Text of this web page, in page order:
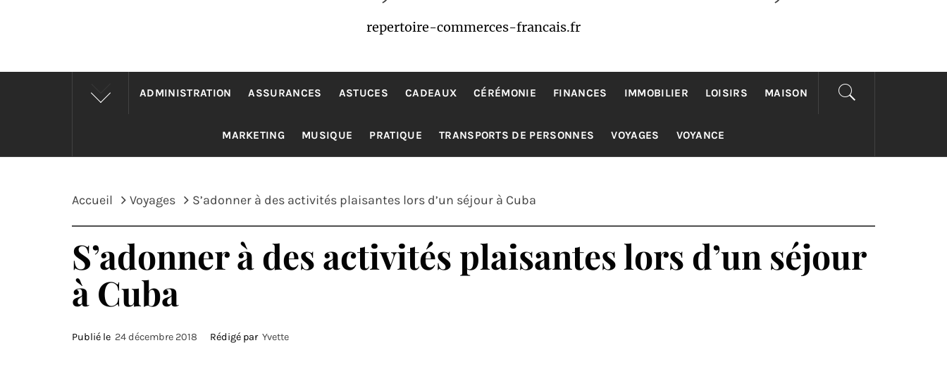
repertoire-commerces-francais.fr
ADMINISTRATION ASSURANCES ASTUCES CADEAUX CÉRÉMONIE FINANCES IMMOBILIER LOISIRS MAISON
MARKETING MUSIQUE PRATIQUE TRANSPORTS DE PERSONNES VOYAGES VOYANCE
Accueil Voyages S’adonner à des activités plaisantes lors d’un séjour à Cuba
S’adonner à des activités plaisantes lors d’un séjour
à Cuba
Publié le 24 décembre 2018 Rédigé par Yvette